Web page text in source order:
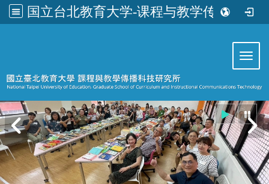
国立台北教育大学-课程与教学传播科技研究所